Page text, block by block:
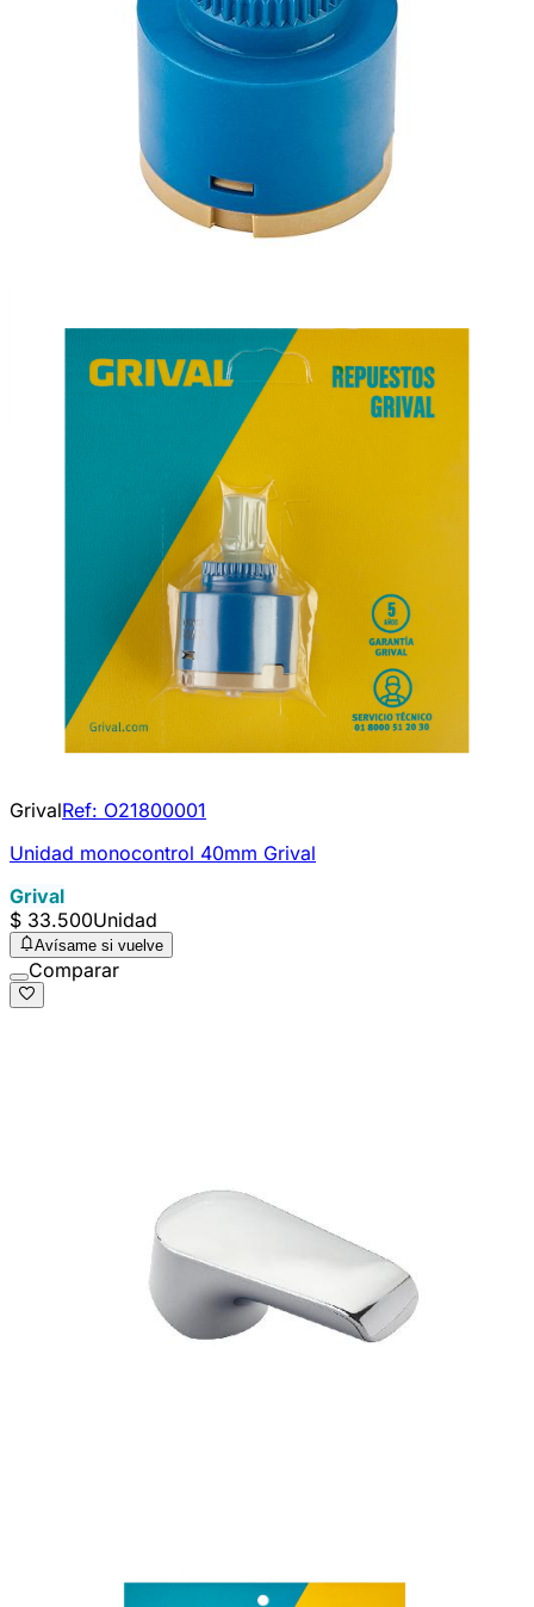
GrivalRef: O21800001
Unidad monocontrol 40mm Grival
Grival
$ 33.500Unidad
Avísame si vuelve
Comparar